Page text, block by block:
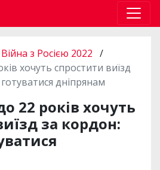
Війна з Росією 2022 /
хочуть спростити виїзд
дніпрянам
22 років хочуть
за кордон: